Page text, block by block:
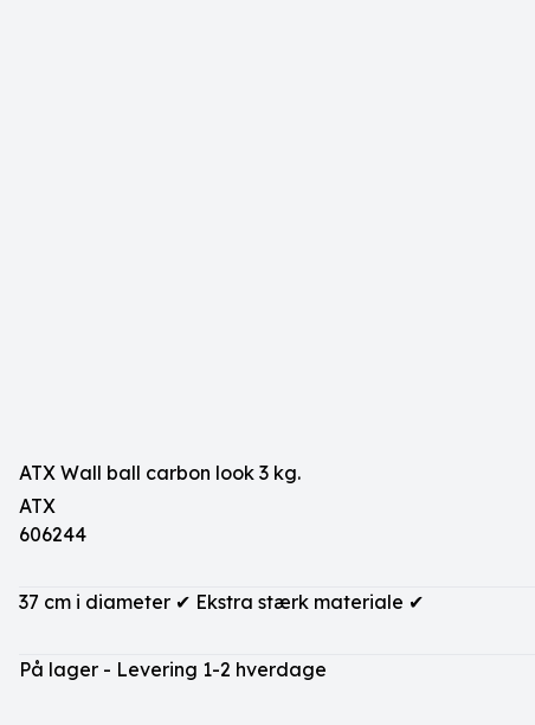
ATX Wall ball carbon look 3 kg.
ATX
606244
37 cm i diameter ✔ Ekstra stærk materiale ✔
På lager - Levering 1-2 hverdage